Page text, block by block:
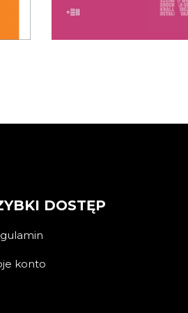
KOSZYKA
DOSTĘP
konto